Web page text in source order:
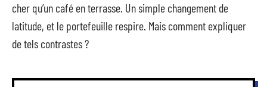
cher qu’un café en terrasse. Un simple changement de
latitude, et le portefeuille respire. Mais comment expliquer
de tels contrastes ?